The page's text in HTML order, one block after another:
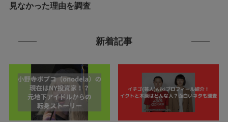
見なかった理由を調査
新着記事